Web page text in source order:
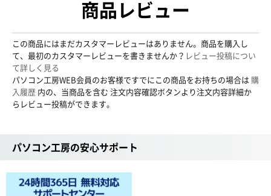
商品レビュー
この商品にはまだカスタマーレビューはありません。商品を購入し
て、最初のカスタマーレビューを書きませんか？ レビュー投稿につい
て詳しく見る
パソコン工房WEB会員のお客様ですでにこの商品をお持ちの場合は 購
入履歴 内の、当商品を含む 注文内容確認ボタンより注文内容詳細か
らレビュー投稿ができます。
パソコン工房の安心サポート